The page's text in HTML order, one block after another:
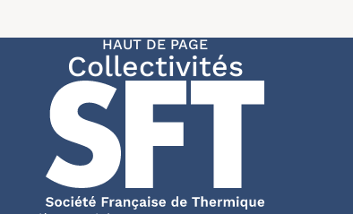
HAUT DE PAGE
Collectivités